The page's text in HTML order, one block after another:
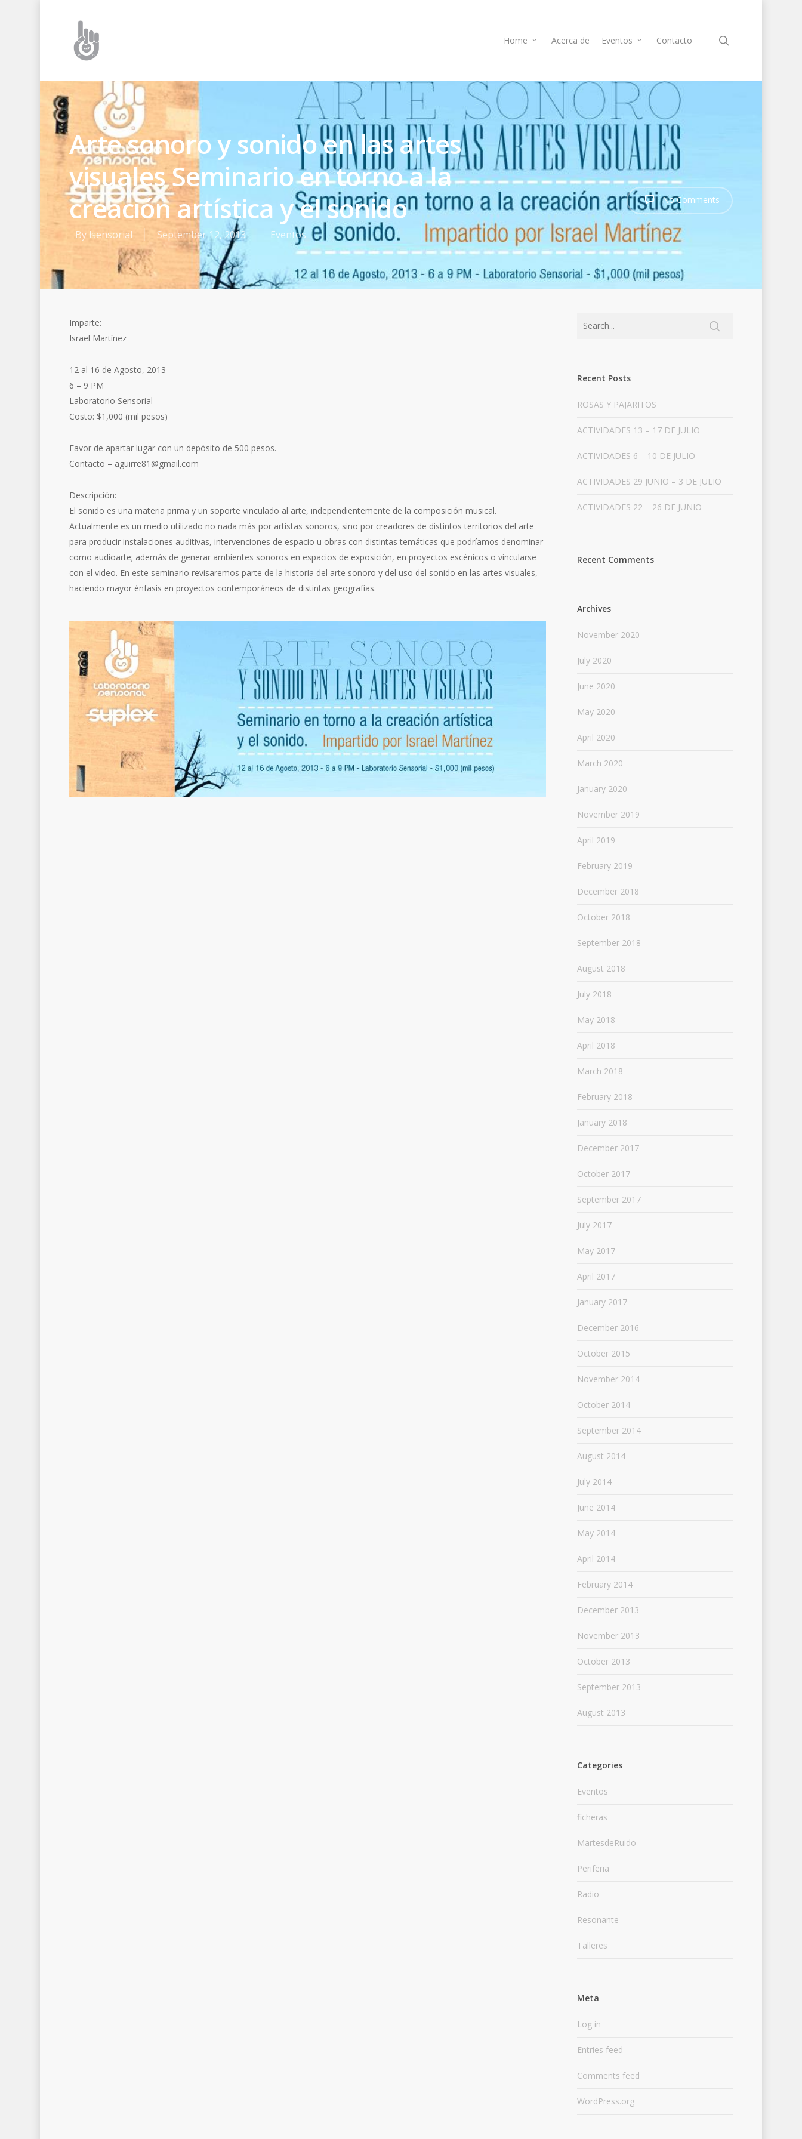
Home Acerca de Eventos Contacto
Arte sonoro y sonido en las artes
visuales Seminario en torno a la
creación artística y el sonido
By lsensorial September 12, 2013 Eventos
No Comments
Imparte:
Israel Martínez
12 al 16 de Agosto, 2013
6 – 9 PM
Laboratorio Sensorial
Costo: $1,000 (mil pesos)
Favor de apartar lugar con un depósito de 500 pesos.
Contacto – aguirre81@gmail.com
Descripción:
El sonido es una materia prima y un soporte vinculado al arte, independientemente de la composición musical.
Actualmente es un medio utilizado no nada más por artistas sonoros, sino por creadores de distintos territorios del arte
para producir instalaciones auditivas, intervenciones de espacio u obras con distintas temáticas que podríamos denominar
como audioarte; además de generar ambientes sonoros en espacios de exposición, en proyectos escénicos o vincularse
con el video. En este seminario revisaremos parte de la historia del arte sonoro y del uso del sonido en las artes visuales,
haciendo mayor énfasis en proyectos contemporáneos de distintas geografías.
Recent Posts
ROSAS Y PAJARITOS
ACTIVIDADES 13 – 17 DE JULIO
ACTIVIDADES 6 – 10 DE JULIO
ACTIVIDADES 29 JUNIO – 3 DE JULIO
ACTIVIDADES 22 – 26 DE JUNIO
Recent Comments
Archives
November 2020
July 2020
June 2020
May 2020
April 2020
March 2020
January 2020
November 2019
April 2019
February 2019
December 2018
October 2018
September 2018
August 2018
July 2018
May 2018
April 2018
March 2018
February 2018
January 2018
December 2017
October 2017
September 2017
July 2017
May 2017
April 2017
January 2017
December 2016
October 2015
November 2014
October 2014
September 2014
August 2014
July 2014
June 2014
May 2014
April 2014
February 2014
December 2013
November 2013
October 2013
September 2013
August 2013
Categories
Eventos
ficheras
MartesdeRuido
Periferia
Radio
Resonante
Talleres
Meta
Log in
Entries feed
Comments feed
WordPress.org